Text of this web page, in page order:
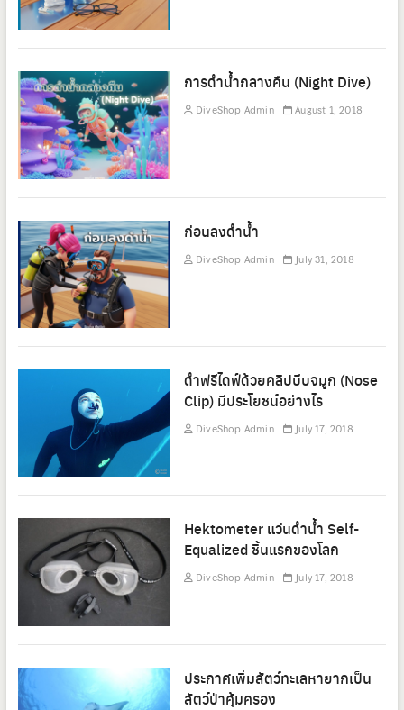
การดำน้ำกลางคืน (Night Dive)
DiveShop Admin August 1, 2018
ก่อนลงดำน้ำ
DiveShop Admin July 31, 2018
ดำฟรีไดฟ์ด้วยคลิปบีบจมูก (Nose
Clip) มีประโยชน์อย่างไร
DiveShop Admin July 17, 2018
Hektometer แว่นดำน้ำ Self-
Equalized ชิ้นแรกของโลก
DiveShop Admin July 17, 2018
ประกาศเพิ่มสัตว์ทะเลหายากเป็น
สัตว์ป่าคุ้มครอง